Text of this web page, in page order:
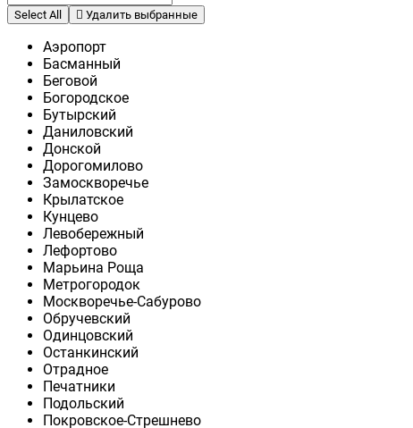
Select All Удалить выбранные
Аэропорт
Басманный
Беговой
Богородское
Бутырский
Даниловский
Донской
Дорогомилово
Замоскворечье
Крылатское
Кунцево
Левобережный
Лефортово
Марьина Роща
Метрогородок
Москворечье-Сабурово
Обручевский
Одинцовский
Останкинский
Отрадное
Печатники
Подольский
Покровское-Стрешнево